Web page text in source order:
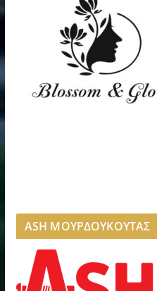
ASH ΜΟΥΡΔΟΥΚΟΥΤΑΣ